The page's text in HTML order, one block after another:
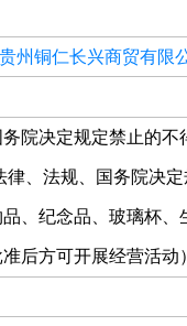
贵州铜仁长兴商贸有限
院决定规定禁止的
、法规、国务院决
、纪念品、玻璃杯
后方可开展经营活动